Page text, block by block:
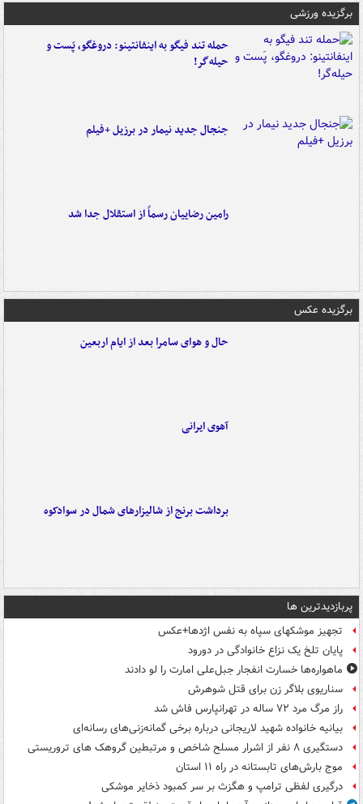
برگزیده ورزشی
حمله تند فیگو به اینفانتینو: دروغگو، پَست‌ و
حیله‌گر!
جنجال جدید نیمار در برزیل +فیلم
رامین رضاییان رسماً از استقلال جدا شد
برگزیده عکس
حال و هوای سامرا بعد از ایام اربعین
آهوی ایرانی
برداشت برنج از شالیزارهای شمال در سوادکوه
پربازدیدترین ها
تجهیز موشکهای سپاه به نفس اژدها+عکس
پایان تلخ یک نزاع خانوادگی در دورود
ماهواره‌ها خسارت انفجار جبل‌علی امارت را لو دادند
سناریوی بلاگر زن برای قتل شوهرش
راز مرگ مرد ۷۲ ساله در تهرانپارس فاش شد
بیانیه خانواده شهید لاریجانی درباره برخی گمانه‌زنی‌های رسانه‌ای
دستگیری ۸ نفر از اشرار مسلح شاخص و مرتبطین گروهک های تروریستی
موج بارش‌های تابستانه در راه ۱۱ استان
درگیری لفظی ترامپ و هگزث بر سر کمبود ذخایر موشکی